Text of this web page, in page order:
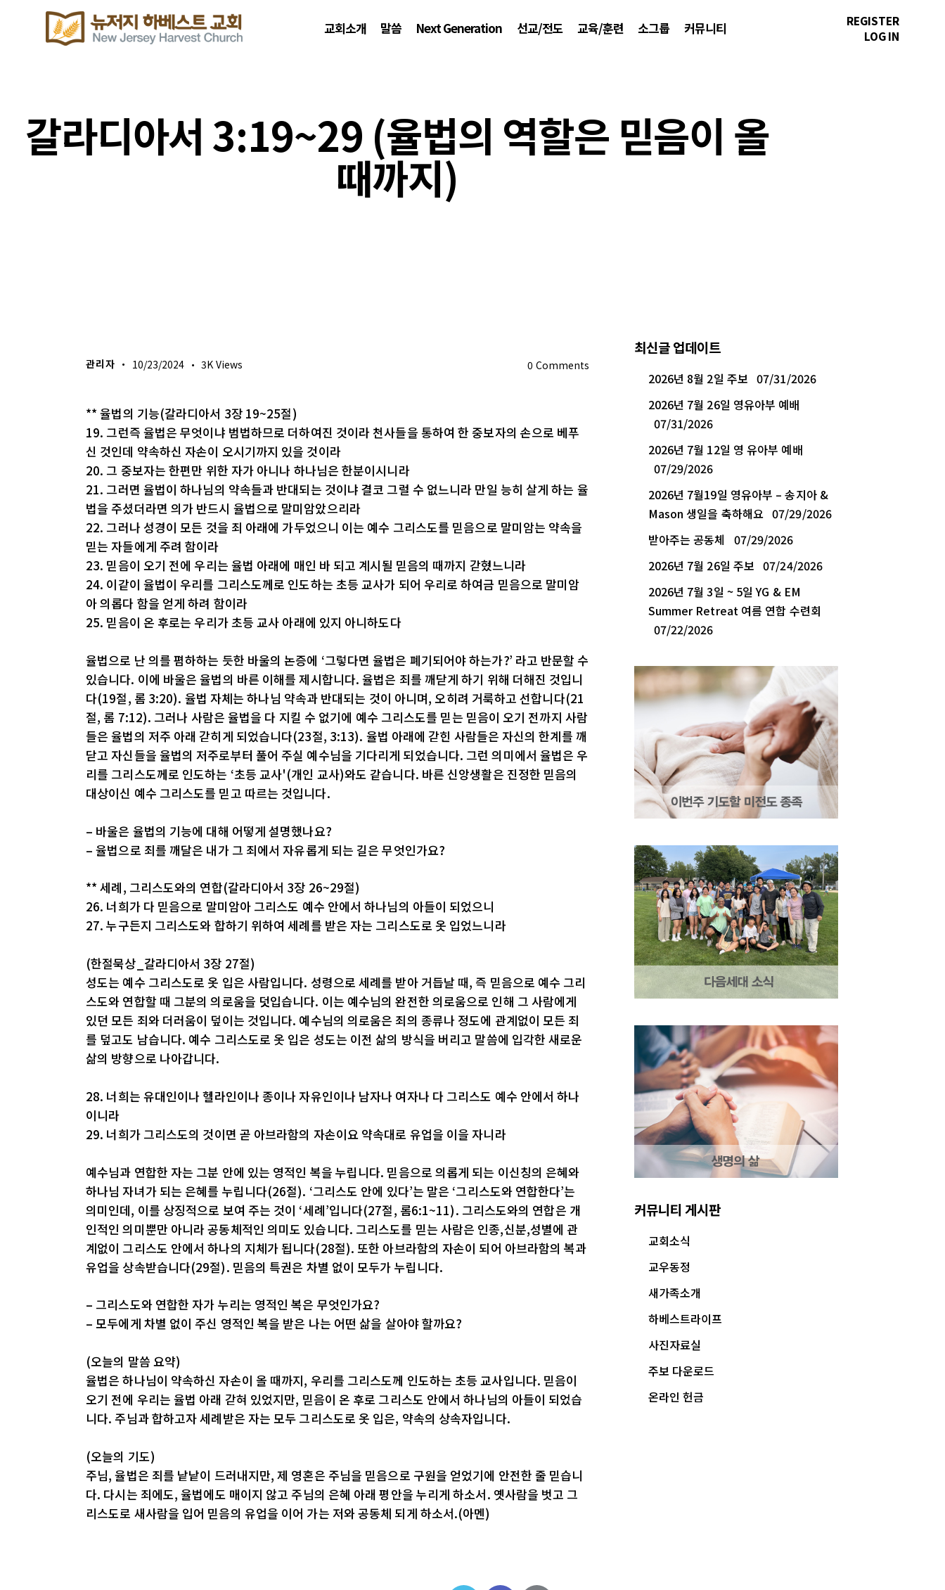
교회소개 말씀 Next Generation 선교/전도 교육/훈련 소그룹 커뮤니티
REGISTER
LOG IN
갈라디아서 3:19~29 (율법의 역할은 믿음이 올
때까지)
관리자 10/23/2024 3K Views 0 Comments
** 율법의 기능(갈라디아서 3장 19~25절)
19. 그런즉 율법은 무엇이냐 범법하므로 더하여진 것이라 천사들을 통하여 한 중보자의 손으로 베푸
신 것인데 약속하신 자손이 오시기까지 있을 것이라
20. 그 중보자는 한편만 위한 자가 아니나 하나님은 한분이시니라
21. 그러면 율법이 하나님의 약속들과 반대되는 것이냐 결코 그럴 수 없느니라 만일 능히 살게 하는 율
법을 주셨더라면 의가 반드시 율법으로 말미암았으리라
22. 그러나 성경이 모든 것을 죄 아래에 가두었으니 이는 예수 그리스도를 믿음으로 말미암는 약속을
믿는 자들에게 주려 함이라
23. 믿음이 오기 전에 우리는 율법 아래에 매인 바 되고 계시될 믿음의 때까지 갇혔느니라
24. 이같이 율법이 우리를 그리스도께로 인도하는 초등 교사가 되어 우리로 하여금 믿음으로 말미암
아 의롭다 함을 얻게 하려 함이라
25. 믿음이 온 후로는 우리가 초등 교사 아래에 있지 아니하도다
율법으로 난 의를 폄하하는 듯한 바울의 논증에 ‘그렇다면 율법은 폐기되어야 하는가?’ 라고 반문할 수
있습니다. 이에 바울은 율법의 바른 이해를 제시합니다. 율법은 죄를 깨닫게 하기 위해 더해진 것입니
다(19절, 롬 3:20). 율법 자체는 하나님 약속과 반대되는 것이 아니며, 오히려 거룩하고 선합니다(21
절, 롬 7:12). 그러나 사람은 율법을 다 지킬 수 없기에 예수 그리스도를 믿는 믿음이 오기 전까지 사람
들은 율법의 저주 아래 갇히게 되었습니다(23절, 3:13). 율법 아래에 갇힌 사람들은 자신의 한계를 깨
닫고 자신들을 율법의 저주로부터 풀어 주실 예수님을 기다리게 되었습니다. 그런 의미에서 율법은 우
리를 그리스도께로 인도하는 ‘초등 교사'(개인 교사)와도 같습니다. 바른 신앙생활은 진정한 믿음의
대상이신 예수 그리스도를 믿고 따르는 것입니다.
– 바울은 율법의 기능에 대해 어떻게 설명했나요?
– 율법으로 죄를 깨달은 내가 그 죄에서 자유롭게 되는 길은 무엇인가요?
** 세례, 그리스도와의 연합(갈라디아서 3장 26~29절)
26. 너희가 다 믿음으로 말미암아 그리스도 예수 안에서 하나님의 아들이 되었으니
27. 누구든지 그리스도와 합하기 위하여 세례를 받은 자는 그리스도로 옷 입었느니라
(한절묵상_갈라디아서 3장 27절)
성도는 예수 그리스도로 옷 입은 사람입니다. 성령으로 세례를 받아 거듭날 때, 즉 믿음으로 예수 그리
스도와 연합할 때 그분의 의로움을 덧입습니다. 이는 예수님의 완전한 의로움으로 인해 그 사람에게
있던 모든 죄와 더러움이 덮이는 것입니다. 예수님의 의로움은 죄의 종류나 정도에 관계없이 모든 죄
를 덮고도 남습니다. 예수 그리스도로 옷 입은 성도는 이전 삶의 방식을 버리고 말씀에 입각한 새로운
삶의 방향으로 나아갑니다.
28. 너희는 유대인이나 헬라인이나 종이나 자유인이나 남자나 여자나 다 그리스도 예수 안에서 하나
이니라
29. 너희가 그리스도의 것이면 곧 아브라함의 자손이요 약속대로 유업을 이을 자니라
예수님과 연합한 자는 그분 안에 있는 영적인 복을 누립니다. 믿음으로 의롭게 되는 이신칭의 은혜와
하나님 자녀가 되는 은혜를 누립니다(26절). ‘그리스도 안에 있다’는 말은 ‘그리스도와 연합한다’는
의미인데, 이를 상징적으로 보여 주는 것이 ‘세례’입니다(27절, 롬6:1~11). 그리스도와의 연합은 개
인적인 의미뿐만 아니라 공동체적인 의미도 있습니다. 그리스도를 믿는 사람은 인종,신분,성별에 관
계없이 그리스도 안에서 하나의 지체가 됩니다(28절). 또한 아브라함의 자손이 되어 아브라함의 복과
유업을 상속받습니다(29절). 믿음의 특권은 차별 없이 모두가 누립니다.
– 그리스도와 연합한 자가 누리는 영적인 복은 무엇인가요?
– 모두에게 차별 없이 주신 영적인 복을 받은 나는 어떤 삶을 살아야 할까요?
(오늘의 말씀 요약)
율법은 하나님이 약속하신 자손이 올 때까지, 우리를 그리스도께 인도하는 초등 교사입니다. 믿음이
오기 전에 우리는 율법 아래 갇혀 있었지만, 믿음이 온 후로 그리스도 안에서 하나님의 아들이 되었습
니다. 주님과 합하고자 세례받은 자는 모두 그리스도로 옷 입은, 약속의 상속자입니다.
(오늘의 기도)
주님, 율법은 죄를 낱낱이 드러내지만, 제 영혼은 주님을 믿음으로 구원을 얻었기에 안전한 줄 믿습니
다. 다시는 죄에도, 율법에도 매이지 않고 주님의 은혜 아래 평안을 누리게 하소서. 옛사람을 벗고 그
리스도로 새사람을 입어 믿음의 유업을 이어 가는 저와 공동체 되게 하소서.(아멘)
최신글 업데이트
2026년 8월 2일 주보 07/31/2026
2026년 7월 26일 영유아부 예배
07/31/2026
2026년 7월 12일 영 유아부 예배
07/29/2026
2026년 7월19일 영유아부 – 송지아 &
Mason 생일을 축하해요 07/29/2026
받아주는 공동체
07/29/2026
2026년 7월 26일 주보 07/24/2026
2026년 7월 3일 ~ 5일 YG & EM
Summer Retreat 여름 연합 수련회
07/22/2026
커뮤니티 게시판
교회소식
교우동정
새가족소개
하베스트라이프
사진자료실
주보 다운로드
온라인 헌금